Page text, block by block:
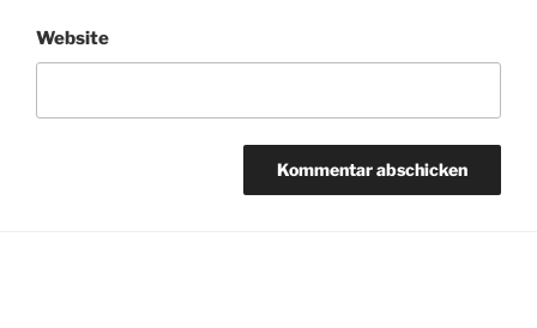
Website